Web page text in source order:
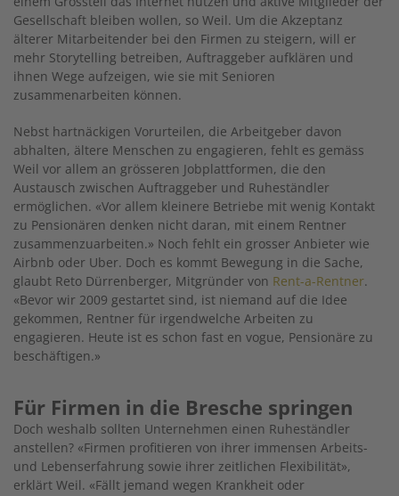
Gesellschaft bleiben wollen, so Weil. Um die Akzeptanz
älterer Mitarbeitender bei den Firmen zu steigern, will er
mehr Storytelling betreiben, Auftraggeber aufklären und
ihnen Wege aufzeigen, wie sie mit Senioren
zusammenarbeiten können.
Nebst hartnäckigen Vorurteilen, die Arbeitgeber davon
abhalten, ältere Menschen zu engagieren, fehlt es gemäss
Weil vor allem an grösseren Jobplattformen, die den
Austausch zwischen Auftraggeber und Ruheständler
ermöglichen. «Vor allem kleinere Betriebe mit wenig Kontakt
zu Pensionären denken nicht daran, mit einem Rentner
zusammenzuarbeiten.» Noch fehlt ein grosser Anbieter wie
Airbnb oder Uber. Doch es kommt Bewegung in die Sache,
glaubt Reto Dürrenberger, Mitgründer von Rent-a-Rentner.
«Bevor wir 2009 gestartet sind, ist niemand auf die Idee
gekommen, Rentner für irgendwelche Arbeiten zu
engagieren. Heute ist es schon fast en vogue, Pensionäre zu
beschäftigen.»
Für Firmen in die Bresche springen
Doch weshalb sollten Unternehmen einen Ruheständler
anstellen? «Firmen profitieren von ihrer immensen Arbeits-
und Lebenserfahrung sowie ihrer zeitlichen Flexibilität»,
erklärt Weil. «Fällt jemand wegen Krankheit oder